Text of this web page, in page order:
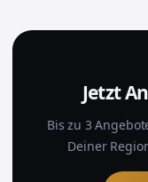
Jetzt
Bis zu 3
Deiner